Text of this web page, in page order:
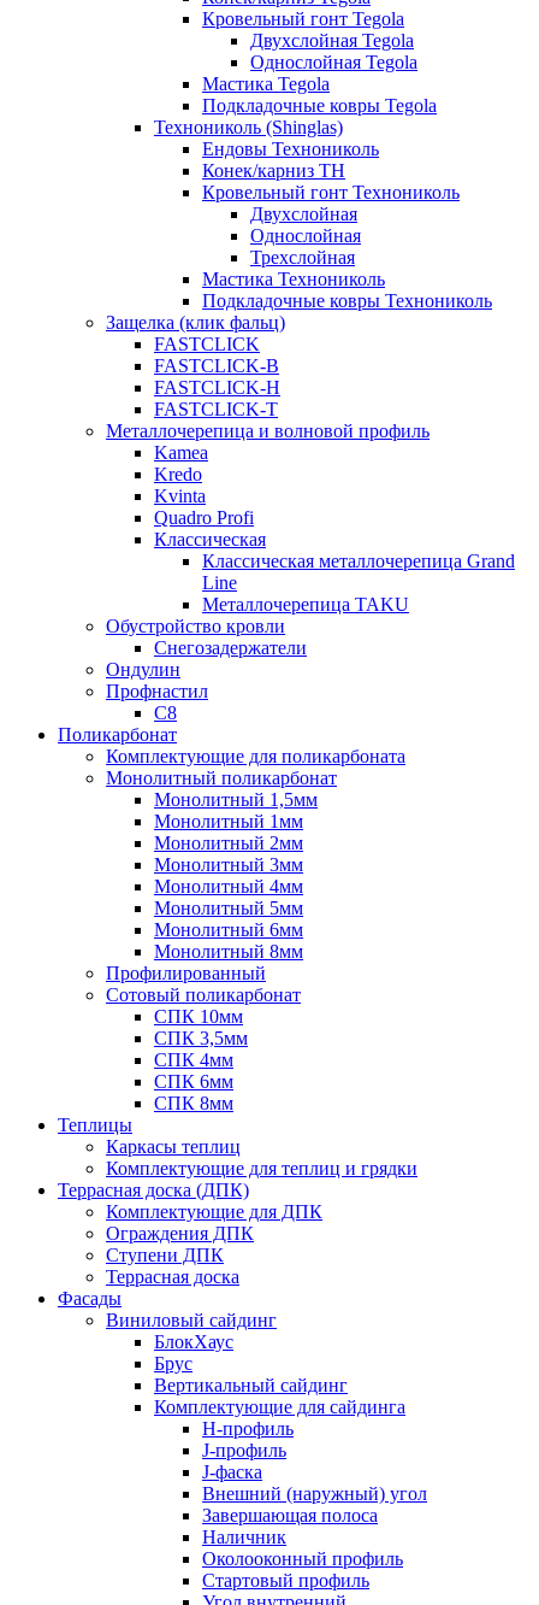
Кровельный гонт Tegola
Двухслойная Tegola
Однослойная Tegola
Мастика Tegola
Подкладочные ковры Tegola
Технониколь (Shinglas)
Ендовы Технониколь
Конек/карниз ТН
Кровельный гонт Технониколь
Двухслойная
Однослойная
Трехслойная
Мастика Технониколь
Подкладочные ковры Технониколь
Защелка (клик фальц)
FASTCLICK
FASTCLICK-B
FASTCLICK-H
FASTCLICK-T
Металлочерепица и волновой профиль
Kamea
Kredo
Kvinta
Quadro Profi
Классическая
Классическая металлочерепица Grand
Line
Металлочерепица TAKU
Обустройство кровли
Снегозадержатели
Ондулин
Профнастил
С8
Поликарбонат
Комплектующие для поликарбоната
Монолитный поликарбонат
Монолитный 1,5мм
Монолитный 1мм
Монолитный 2мм
Монолитный 3мм
Монолитный 4мм
Монолитный 5мм
Монолитный 6мм
Монолитный 8мм
Профилированный
Сотовый поликарбонат
СПК 10мм
СПК 3,5мм
СПК 4мм
СПК 6мм
СПК 8мм
Теплицы
Каркасы теплиц
Комплектующие для теплиц и грядки
Террасная доска (ДПК)
Комплектующие для ДПК
Ограждения ДПК
Ступени ДПК
Террасная доска
Фасады
Виниловый сайдинг
БлокХаус
Брус
Вертикальный сайдинг
Комплектующие для сайдинга
H-профиль
J-профиль
J-фаска
Внешний (наружный) угол
Завершающая полоса
Наличник
Околооконный профиль
Стартовый профиль